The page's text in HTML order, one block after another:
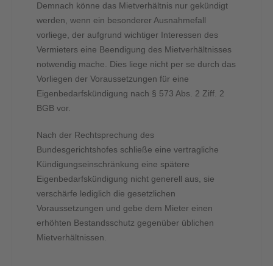
Demnach könne das Mietverhältnis nur gekündigt
werden, wenn ein besonderer Ausnahmefall
vorliege, der aufgrund wichtiger Interessen des
Vermieters eine Beendigung des Mietverhältnisses
notwendig mache. Dies liege nicht per se durch das
Vorliegen der Voraussetzungen für eine
Eigenbedarfskündigung nach § 573 Abs. 2 Ziff. 2
BGB vor.
Nach der Rechtsprechung des
Bundesgerichtshofes schließe eine vertragliche
Kündigungseinschränkung eine spätere
Eigenbedarfskündigung nicht generell aus, sie
verschärfe lediglich die gesetzlichen
Voraussetzungen und gebe dem Mieter einen
erhöhten Bestandsschutz gegenüber üblichen
Mietverhältnissen.